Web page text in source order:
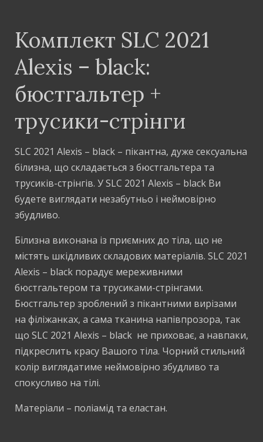
Комплект SLC 2021
Alexis – black:
бюстгальтер +
трусики-стрінги
SLC 2021 Alexis – black – пікантна, дуже сексуальна
білизна, що складається з бюстгальтера та
трусиків-стрінгів. У SLC 2021 Alexis – black Ви
будете виглядати незабутньо і неймовірно
збудливо.
Білизна виконана із приємних до тіла, що не
містять шкідливих складових матеріалів. SLC 2021
Alexis – black порадує мереживними
бюстгальтером та трусиками-стрінгами.
Бюстгальтер зроблений з пікантними вирізами
на філіжанках, а сама тканина напівпрозора, так
що SLC 2021 Alexis – black не приховає, а навпаки,
підкреслить красу Вашого тіла. Чорний стильний
колір виглядатиме неймовірно збудливо та
спокусливо на тілі.
Матеріали – поліамід та еластан.